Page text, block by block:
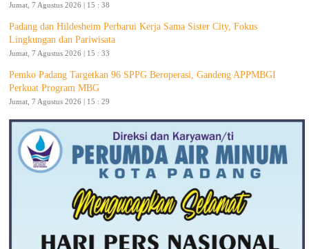
Jumat, 7 Agustus 2026 | 15 : 38
Padang dan Hildesheim Perbarui Kerja Sama Sister City, Fokus
Lingkungan dan Pariwisata
Jumat, 7 Agustus 2026 | 15 : 33
Pemko Padang Targetkan 96 SPPG Beroperasi, Gandeng APPMBGI
Perkuat Program MBG
Jumat, 7 Agustus 2026 | 15 : 29